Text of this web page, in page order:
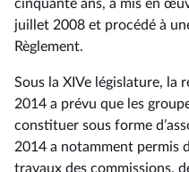
cinquante ans, a mis en
juillet 2008 et procédé à
Règlement.
Sous la XIVe législature, la
2014 a prévu que les
constituer sous forme
2014 a notamment permis
travaux des commissions,